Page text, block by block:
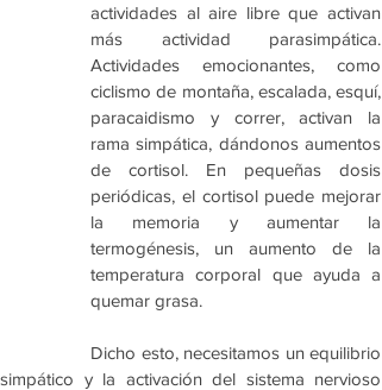
actividades al aire libre que activan
más actividad parasimpática.
Actividades emocionantes, como
ciclismo de montaña, escalada, esquí,
paracaidismo y correr, activan la
rama simpática, dándonos aumentos
de cortisol. En pequeñas dosis
periódicas, el cortisol puede mejorar
la memoria y aumentar la
termogénesis, un aumento de la
temperatura corporal que ayuda a
quemar grasa.
Dicho esto, necesitamos un equilibrio
y la activación del sistema nervioso